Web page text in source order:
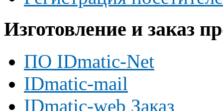
Изготовление и заказ
ПО IDmatic-Net
IDmatic-mail
IDmatic-web Заказ